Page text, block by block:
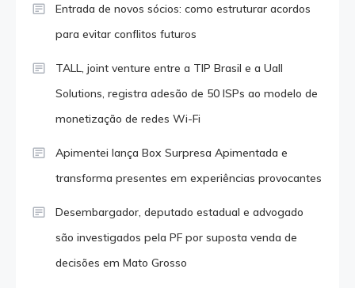
Entrada de novos sócios: como estruturar acordos
para evitar conflitos futuros
TALL, joint venture entre a TIP Brasil e a Uall
Solutions, registra adesão de 50 ISPs ao modelo de
monetização de redes Wi-Fi
Apimentei lança Box Surpresa Apimentada e
transforma presentes em experiências provocantes
Desembargador, deputado estadual e advogado
são investigados pela PF por suposta venda de
decisões em Mato Grosso